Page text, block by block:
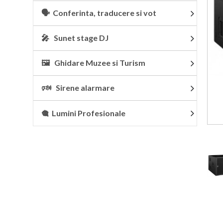
🗣 Conferinta, traducere si vot
🎤 Sunet stage DJ
🖼 Ghidare Muzee si Turism
🕬 Sirene alarmare
🎕 Lumini Profesionale